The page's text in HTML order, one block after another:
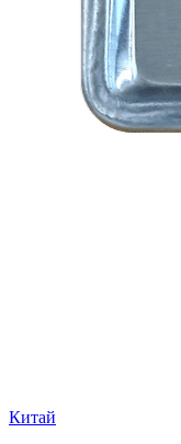
Китай